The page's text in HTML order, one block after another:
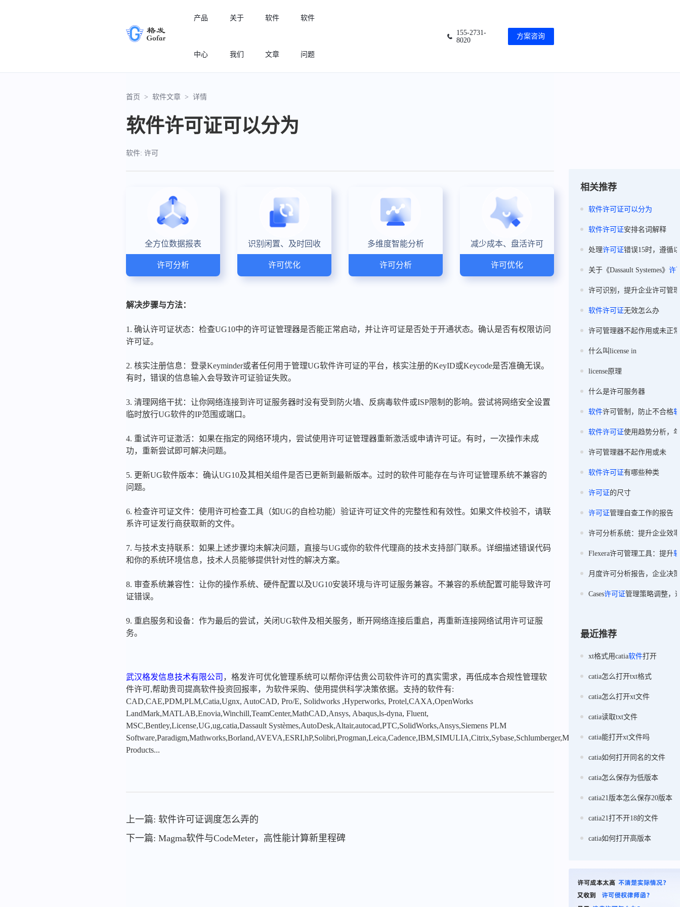
产品
中心
许可分析
实现专业软件许可精细化管理
关于
我们
软件
文章
软件
问题
155-2731-
8020
方案咨询
首页 > 软件文章 > 详情
软件许可证可以分为
软件: 许可
全方位数据报表
许可分析
识别闲置、及时回收
许可优化
多维度智能分析
许可分析
减少成本、盘活许可
许可优化
解决步骤与方法：
1. 确认许可证状态：检查UG10中的许可证管理器是否能正常启动，并让许可证是否处于开通状态。确认是否有权限访问
许可证。
2. 核实注册信息：登录Keyminder或者任何用于管理UG软件许可证的平台，核实注册的KeyID或Keycode是否准确无误。
有时，错误的信息输入会导致许可证验证失败。
3. 清理网络干扰：让你网络连接到许可证服务器时没有受到防火墙、反病毒软件或ISP限制的影响。尝试将网络安全设置
临时放行UG软件的IP范围或端口。
4. 重试许可证激活：如果在指定的网络环境内，尝试使用许可证管理器重新激活或申请许可证。有时，一次操作未成
功，重新尝试即可解决问题。
5. 更新UG软件版本：确认UG10及其相关组件是否已更新到最新版本。过时的软件可能存在与许可证管理系统不兼容的
问题。
6. 检查许可证文件：使用许可检查工具（如UG的自检功能）验证许可证文件的完整性和有效性。如果文件校验不，请联
系许可证发行商获取新的文件。
7. 与技术支持联系：如果上述步骤均未解决问题，直接与UG或你的软件代理商的技术支持部门联系。详细描述错误代码
和你的系统环境信息，技术人员能够提供针对性的解决方案。
8. 审查系统兼容性：让你的操作系统、硬件配置以及UG10安装环境与许可证服务兼容。不兼容的系统配置可能导致许可
证错误。
9. 重启服务和设备：作为最后的尝试，关闭UG软件及相关服务，断开网络连接后重启，再重新连接网络试用许可证服
务。
武汉格发信息技术有限公司 ，格发许可优化管理系统可以帮你评估贵公司软件许可的真实需求，再低成本合规性管理软
件许可,帮助贵司提高软件投资回报率，为软件采购、使用提供科学决策依据。支持的软件有:
CAD,CAE,PDM,PLM,Catia,Ugnx, AutoCAD, Pro/E, Solidworks ,Hyperworks, Protel,CAXA,OpenWorks
LandMark,MATLAB,Enovia,Winchill,TeamCenter,MathCAD,Ansys, Abaqus,ls-dyna, Fluent,
MSC,Bentley,License,UG,ug,catia,Dassault Systèmes,AutoDesk,Altair,autocad,PTC,SolidWorks,Ansys,Siemens PLM
Software,Paradigm,Mathworks,Borland,AVEVA,ESRI,hP,Solibri,Progman,Leica,Cadence,IBM,SIMULIA,Citrix,Sybase,Schlumberger,MSC
Products...
上一篇: 软件许可证调度怎么弄的
下一篇: Magma软件与CodeMeter，高性能计算新里程碑
相关推荐
软件许可证 可以分为
软件许可证安排名词解释
处理许可证错误15时，遵循
关于《Dassault Systemes》 许
许可识别，提升企业许可管
软件许可证无效怎么办
许可管理器不起作用或未正
什么叫license in
license原理
什么是许可服务器
软件许可管制，防止不合格
软件许可证使用趋势分析，
许可管理器不起作用或未
软件许可证有哪些种类
许可证的尺寸
许可证管理自查工作的报告
许可分析系统：提升企业效
Flexera许可管理工具：提升
月度许可分析报告，企业决
Cases许可证管理策略调整，
最近推荐
xt格式用catia软件打开
catia怎么打开txt格式
catia怎么打开xt文件
catia读取txt文件
catia能打开xt文件吗
catia如何打开同名的文件
catia怎么保存为低版本
catia21版本怎么保存20版本
catia21打不开18的文件
catia如何打开高版本